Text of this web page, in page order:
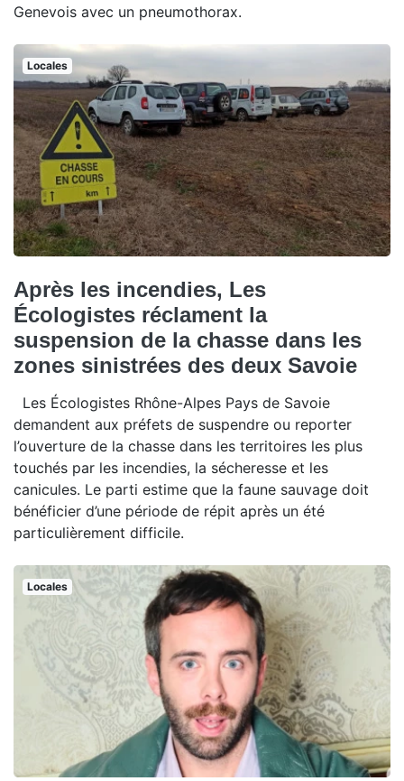
Genevois avec un pneumothorax.
Locales
Après les incendies, Les
Écologistes réclament la
suspension de la chasse dans les
zones sinistrées des deux Savoie
Les Écologistes Rhône-Alpes Pays de Savoie
demandent aux préfets de suspendre ou reporter
l’ouverture de la chasse dans les territoires les plus
touchés par les incendies, la sécheresse et les
canicules. Le parti estime que la faune sauvage doit
bénéficier d’une période de répit après un été
particulièrement difficile.
Locales